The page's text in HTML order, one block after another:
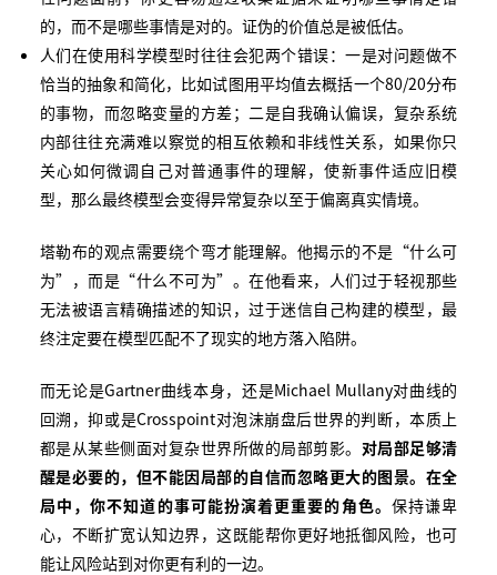
的，而不是哪些事情是对的。证伪的价值总是被低估。
人们在使用科学模型时往往会犯两个错误：一是对问题做不
恰当的抽象和简化，比如试图用平均值去概括一个80/20分布
的事物，而忽略变量的方差；二是自我确认偏误，复杂系统
内部往往充满难以察觉的相互依赖和非线性关系，如果你只
关心如何微调自己对普通事件的理解，使新事件适应旧模
型，那么最终模型会变得异常复杂以至于偏离真实情境。
塔勒布的观点需要绕个弯才能理解。他揭示的不是“什么可
为”，而是“什么不可为”。在他看来，人们过于轻视那些
无法被语言精确描述的知识，过于迷信自己构建的模型，最
终注定要在模型匹配不了现实的地方落入陷阱。
而无论是Gartner曲线本身，还是Michael Mullany对曲线的
回溯，抑或是Crosspoint对泡沫崩盘后世界的判断，本质上
都是从某些侧面对复杂世界所做的局部剪影。 对局部足够清
醒是必要的，但不能因局部的自信而忽略更大的图景。在全
局中，你不知道的事可能扮演着更重要的角色。 保持谦卑
心，不断扩宽认知边界，这既能帮你更好地抵御风险，也可
能让风险站到对你更有利的一边。